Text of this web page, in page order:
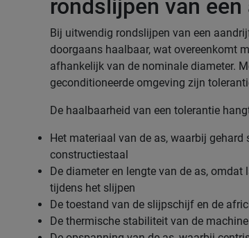
rondslijpen van
Bij uitwendig rondslijpen van een
doorgaans haalbaar, wat overeenkomt
afhankelijk van de nominale diameter.
geconditioneerde omgeving zijn
De haalbaarheid van een tolerantie
Het materiaal van de as, waarbij
constructiestaal
De diameter en lengte van de as,
tijdens het slijpen
De toestand van de slijpschijf en de
De thermische stabiliteit van de